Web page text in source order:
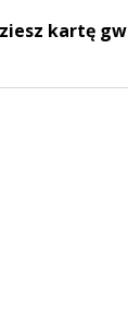
kartę